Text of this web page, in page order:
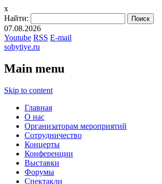
x
Найти:
07.08.2026
Youtube RSS E-mail
sobytiye.ru
Main menu
Skip to content
Главная
О нас
Организаторам мероприятий
Сотрудничество
Концерты
Конференции
Выставки
Форумы
Спектакли